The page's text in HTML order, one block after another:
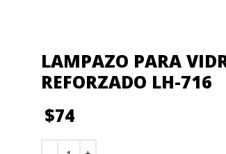
LAMPAZO PARA
REFORZADO LH-716
$74